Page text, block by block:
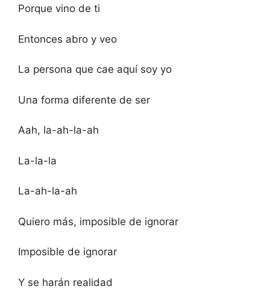
Porque vino de ti
Entonces abro y veo
La persona que cae aquí soy yo
Una forma diferente de ser
Aah, la-ah-la-ah
La-la-la
La-ah-la-ah
Quiero más, imposible de ignorar
Imposible de ignorar
Y se harán realidad